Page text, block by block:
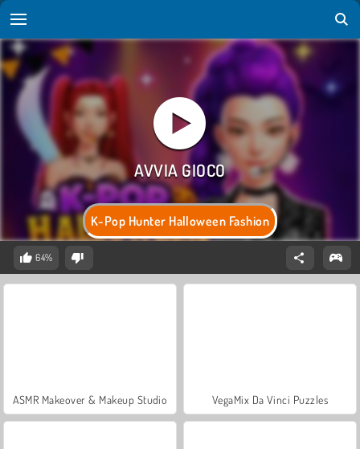
K-Pop Hunter Halloween Fashion
64%
ASMR Makeover & Makeup Studio VegaMix Da Vinci Puzzles